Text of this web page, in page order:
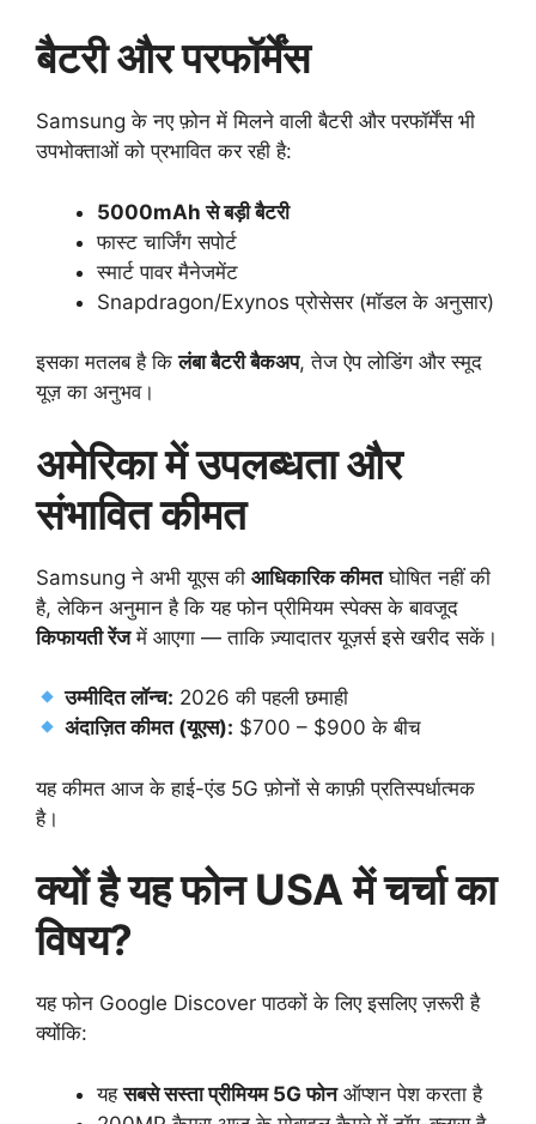
बैटरी और परफॉर्मेंस
Samsung के नए फ़ोन में मिलने वाली बैटरी और परफॉर्मेंस भी
उपभोक्ताओं को प्रभावित कर रही है:
5000mAh से बड़ी बैटरी
फास्ट चार्जिंग सपोर्ट
स्मार्ट पावर मैनेजमेंट
Snapdragon/Exynos प्रोसेसर (मॉडल के अनुसार)
इसका मतलब है किलंबा बैटरी बैकअप, तेज ऐप लोडिंग और स्मूद
यूज़ का अनुभव।
अमेरिका में उपलब्धता और
संभावित कीमत
Samsung ने अभी यूएस की आधिकारिक कीमतघोषित नहीं की
है, लेकिन अनुमान है कि यह फोन प्रीमियम स्पेक्स के बावजूद
किफायती रेंजमें आएगा — ताकि ज़्यादातर यूज़र्स इसे खरीद सकें।
उम्मीदित लॉन्च: 2026 की पहली छमाही
अंदाज़ित कीमत (यूएस): $700 – $900 के बीच
यह कीमत आज के हाई-एंड 5G फ़ोनों से काफ़ी प्रतिस्पर्धात्मक
है।
क्यों है यह फोन USA में चर्चा का
विषय?
यह फोन Google Discover पाठकों के लिए इसलिए ज़रूरी है
क्योंकि:
यहसबसे सस्ता प्रीमियम 5G फोनऑप्शन पेश करता है